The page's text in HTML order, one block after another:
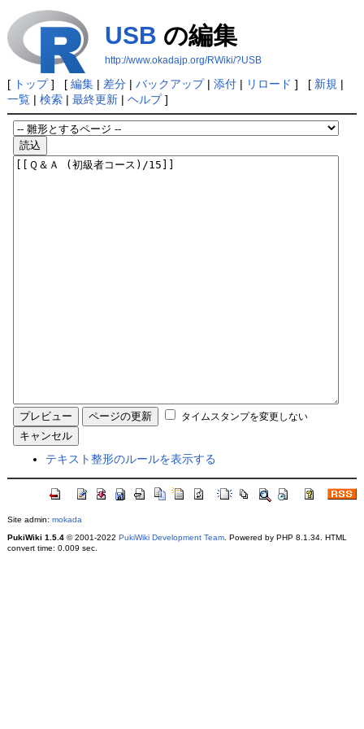
USB の編集
http://www.okadajp.org/RWiki/?USB
[ トップ] [ 編集| 差分| バックアップ| 添付| リロード ] [ 新規 |
一覧| 検索| 最終更新| ヘルプ]
タイムスタンプを変更しない
テキスト整形のルールを表示する
Site admin: mokada
PukiWiki 1.5.4© 2001-2022 PukiWiki Development Team. Powered by PHP 8.1.34. HTML
convert time: 0.009 sec.